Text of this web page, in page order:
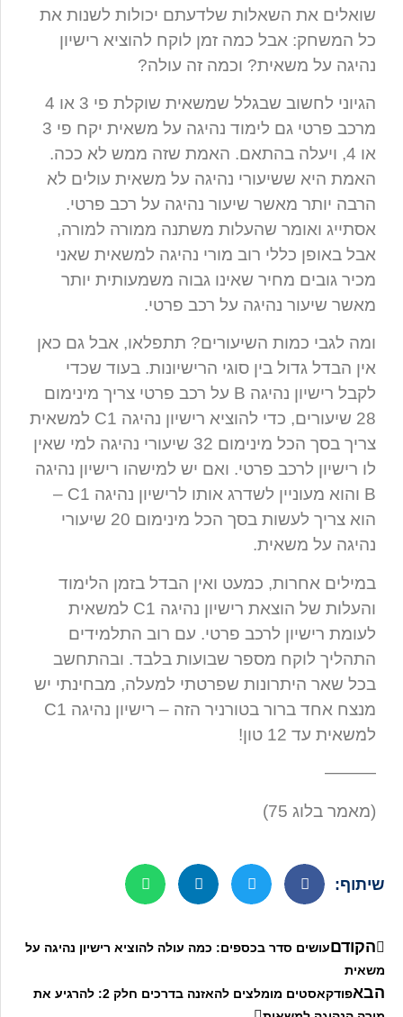
שואלים את השאלות שלדעתם יכולות לשנות את
כל המשחק: אבל כמה זמן לוקח להוציא רישיון
נהיגה על משאית? וכמה זה עולה?
הגיוני לחשוב שבגלל שמשאית שוקלת פי 3 או 4
מרכב פרטי גם לימוד נהיגה על משאית יקח פי 3
או 4, ויעלה בהתאם. האמת שזה ממש לא ככה.
האמת היא ששיעורי נהיגה על משאית עולים לא
הרבה יותר מאשר שיעור נהיגה על רכב פרטי.
אסתייג ואומר שהעלות משתנה ממורה למורה,
אבל באופן כללי רוב מורי נהיגה למשאית שאני
מכיר גובים מחיר שאינו גבוה משמעותית יותר
מאשר שיעור נהיגה על רכב פרטי.
ומה לגבי כמות השיעורים? תתפלאו, אבל גם כאן
אין הבדל גדול בין סוגי הרישיונות. בעוד שכדי
לקבל רישיון נהיגה B על רכב פרטי צריך מינימום
28 שיעורים, כדי להוציא רישיון נהיגה C1 למשאית
צריך בסך הכל מינימום 32 שיעורי נהיגה למי שאין
לו רישיון לרכב פרטי. ואם יש למישהו רישיון נהיגה
B והוא מעוניין לשדרג אותו לרישיון נהיגה C1 –
הוא צריך לעשות בסך הכל מינימום 20 שיעורי
נהיגה על משאית.
במילים אחרות, כמעט ואין הבדל בזמן הלימוד
והעלות של הוצאת רישיון נהיגה C1 למשאית
לעומת רישיון לרכב פרטי. עם רוב התלמידים
התהליך לוקח מספר שבועות בלבד. ובהתחשב
בכל שאר היתרונות שפרטתי למעלה, מבחינתי יש
מנצח אחד ברור בטורניר הזה – רישיון נהיגה C1
למשאית עד 12 טון!
———
(מאמר בלוג 75)
שיתוף:
הקודםעושים סדר בכספים: כמה עולה להוציא רישיון נהיגה על
משאית
הבא
פודקאסטים מומלצים להאזנה בדרכים חלק 2: להרגיע את